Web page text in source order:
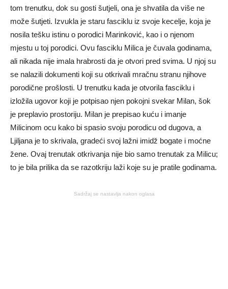
tom trenutku, dok su gosti šutjeli, ona je shvatila da više ne
može šutjeti. Izvukla je staru fasciklu iz svoje kecelje, koja je
nosila tešku istinu o porodici Marinković, kao i o njenom
mjestu u toj porodici. Ovu fasciklu Milica je čuvala godinama,
ali nikada nije imala hrabrosti da je otvori pred svima. U njoj su
se nalazili dokumenti koji su otkrivali mračnu stranu njihove
porodične prošlosti. U trenutku kada je otvorila fasciklu i
izložila ugovor koji je potpisao njen pokojni svekar Milan, šok
je preplavio prostoriju. Milan je prepisao kuću i imanje
Milicinom ocu kako bi spasio svoju porodicu od dugova, a
Ljiljana je to skrivala, gradeći svoj lažni imidž bogate i moćne
žene. Ovaj trenutak otkrivanja nije bio samo trenutak za Milicu;
to je bila prilika da se razotkriju laži koje su je pratile godinama.
Sadržaj se nastavlja nakon oglasa